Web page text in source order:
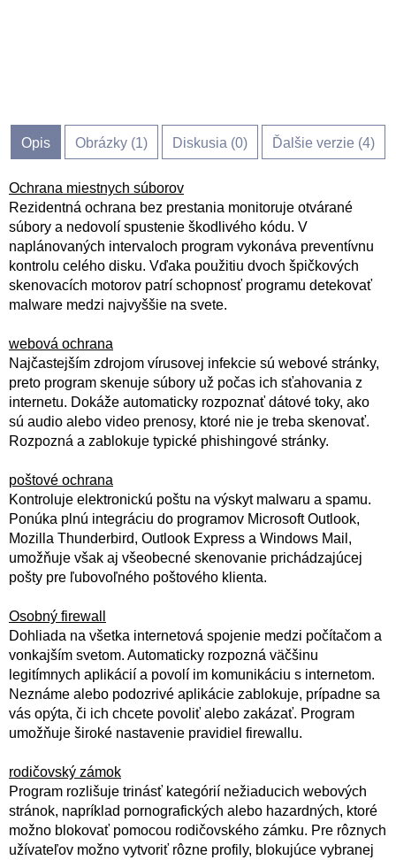
Opis Obrázky (1) Diskusia (0) Ďalšie verzie (4)
Ochrana miestnych súborov
Rezidentná ochrana bez prestania monitoruje otvárané
súbory a nedovolí spustenie škodlivého kódu. V
naplánovaných intervaloch program vykonáva preventívnu
kontrolu celého disku. Vďaka použitiu dvoch špičkových
skenovacích motorov patrí schopnosť programu detekovať
malware medzi najvyššie na svete.
webová ochrana
Najčastejším zdrojom vírusovej infekcie sú webové stránky,
preto program skenuje súbory už počas ich sťahovania z
internetu. Dokáže automaticky rozpoznať dátové toky, ako
sú audio alebo video prenosy, ktoré nie je treba skenovať.
Rozpozná a zablokuje typické phishingové stránky.
poštové ochrana
Kontroluje elektronickú poštu na výskyt malwaru a spamu.
Ponúka plnú integráciu do programov Microsoft Outlook,
Mozilla Thunderbird, Outlook Express a Windows Mail,
umožňuje však aj všeobecné skenovanie prichádzajúcej
pošty pre ľubovoľného poštového klienta.
Osobný firewall
Dohliada na všetka internetová spojenie medzi počítačom a
vonkajším svetom. Automaticky rozpozná väčšinu
legitímnych aplikácií a povolí im komunikáciu s internetom.
Neznáme alebo podozrivé aplikácie zablokuje, prípadne sa
vás opýta, či ich chcete povoliť alebo zakázať. Program
umožňuje široké nastavenie pravidiel firewallu.
rodičovský zámok
Program rozlišuje trinásť kategórií nežiaducich webových
stránok, napríklad pornografických alebo hazardných, ktoré
možno blokovať pomocou rodičovského zámku. Pre rôznych
užívateľov možno vytvoriť rôzne profily, blokujúce vybranej